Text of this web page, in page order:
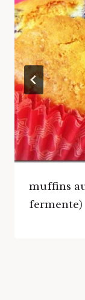
muffins
fermente)